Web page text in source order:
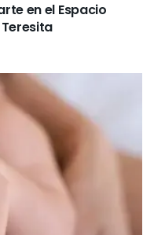
en el Espacio